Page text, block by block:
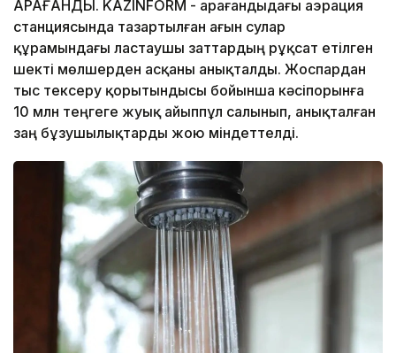
ҚАРАҒАНДЫ. KAZINFORM - Қарағандыдағы аэрация
станциясында тазартылған ағын сулар
құрамындағы ластаушы заттардың рұқсат етілген
шекті мөлшерден асқаны анықталды. Жоспардан
тыс тексеру қорытындысы бойынша кәсіпорынға
10 млн теңгеге жуық айыппұл салынып, анықталған
заң бұзушылықтарды жою міндеттелді.